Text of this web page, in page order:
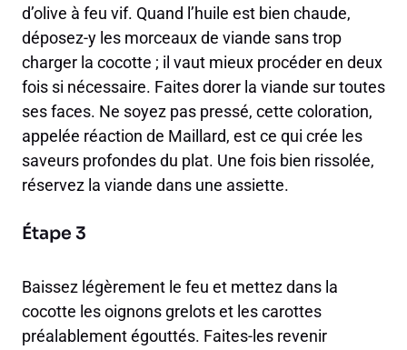
d’olive à feu vif. Quand l’huile est bien chaude,
déposez-y les morceaux de viande sans trop
charger la cocotte ; il vaut mieux procéder en deux
fois si nécessaire. Faites dorer la viande sur toutes
ses faces. Ne soyez pas pressé, cette coloration,
appelée réaction de Maillard, est ce qui crée les
saveurs profondes du plat. Une fois bien rissolée,
réservez la viande dans une assiette.
Étape 3
Baissez légèrement le feu et mettez dans la
cocotte les oignons grelots et les carottes
préalablement égouttés. Faites-les revenir